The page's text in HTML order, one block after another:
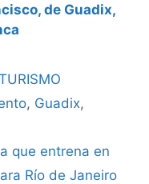
de Guadix,
, Guadix,
que entrena en
Río de Janeiro